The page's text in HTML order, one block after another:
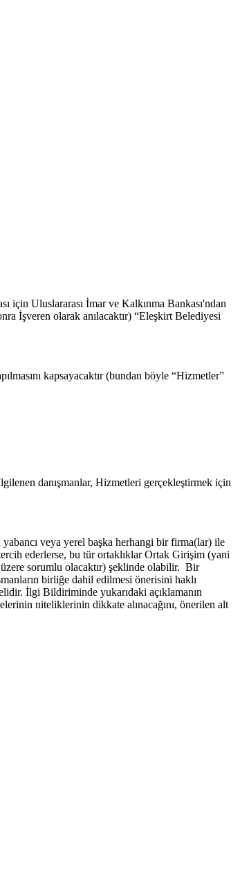
için Uluslararası İmar ve Kalkınma Bankası'ndan
İşveren olarak anılacaktır) “Eleşkirt Belediyesi
kapsayacaktır (bundan böyle “Hizmetler”
danışmanlar, Hizmetleri gerçekleştirmek için
veya yerel başka herhangi bir firma(lar) ile
ederlerse, bu tür ortaklıklar Ortak Girişim (yani
sorumlu olacaktır) şeklinde olabilir. Bir
birliğe dahil edilmesi önerisini haklı
İlgi Bildiriminde yukarıdaki açıklamanın
niteliklerinin dikkate alınacağını, önerilen alt